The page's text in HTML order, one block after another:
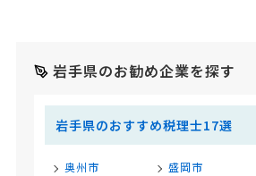
岩手県のお勧め企業を探す
岩手県のおすすめ税理士17選
奥州市 盛岡市